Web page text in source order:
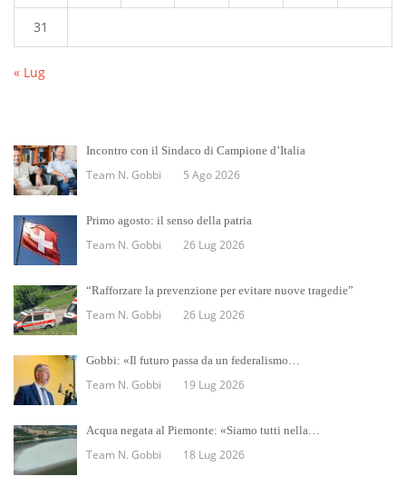
31
« Lug
Incontro con il Sindaco di Campione d’Italia
Team N. Gobbi 5 Ago 2026
Primo agosto: il senso della patria
Team N. Gobbi 26 Lug 2026
“Rafforzare la prevenzione per evitare nuove tragedie”
Team N. Gobbi 26 Lug 2026
Gobbi: «Il futuro passa da un federalismo…
Team N. Gobbi 19 Lug 2026
Acqua negata al Piemonte: «Siamo tutti nella…
Team N. Gobbi 18 Lug 2026